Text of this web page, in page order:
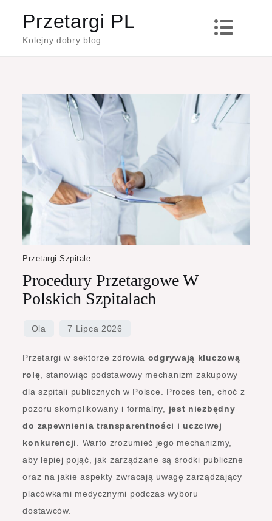
content
Przetargi PL
Kolejny dobry blog
Przetargi Szpitale
Procedury Przetargowe W
Polskich Szpitalach
Przetargi w sektorze zdrowia odgrywają kluczową
rolę , stanowiąc podstawowy mechanizm zakupowy
dla szpitali publicznych w Polsce. Proces ten, choć z
pozoru skomplikowany i formalny, jest niezbędny
do zapewnienia transparentności i uczciwej
konkurencji
. Warto zrozumieć jego mechanizmy,
aby lepiej pojąć, jak zarządzane są środki publiczne
oraz na jakie aspekty zwracają uwagę zarządzający
placówkami medycznymi podczas wyboru
dostawców.